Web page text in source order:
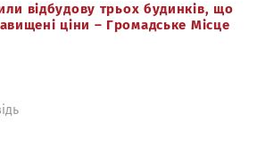
відбудову трьох будинків, що
ціни – Громадське Місце